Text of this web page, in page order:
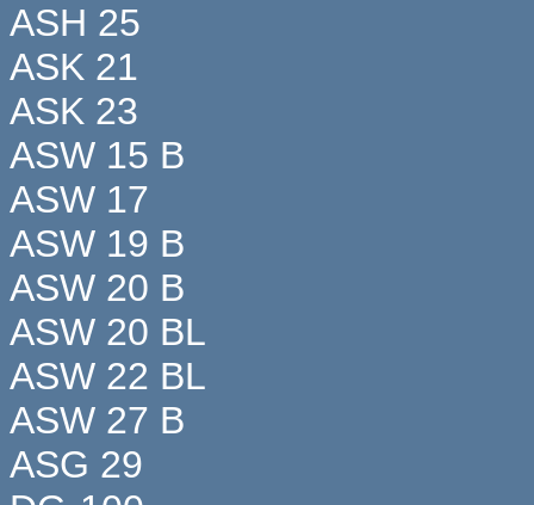
ASH 25
ASK 21
ASK 23
ASW 15 B
ASW 17
ASW 19 B
ASW 20 B
ASW 20 BL
ASW 22 BL
ASW 27 B
ASG 29